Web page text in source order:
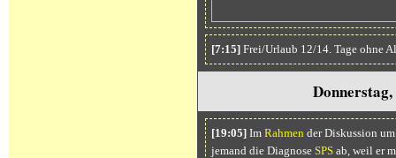
[7:15]Frei/Urlaub 12/14. Tage ohne
[19:05]Im Rahmen der Diskussion
jemand die Diagnose SPSab, weil er